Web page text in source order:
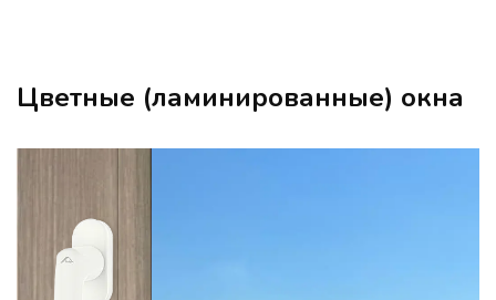
Цветные (ламинированные) окна